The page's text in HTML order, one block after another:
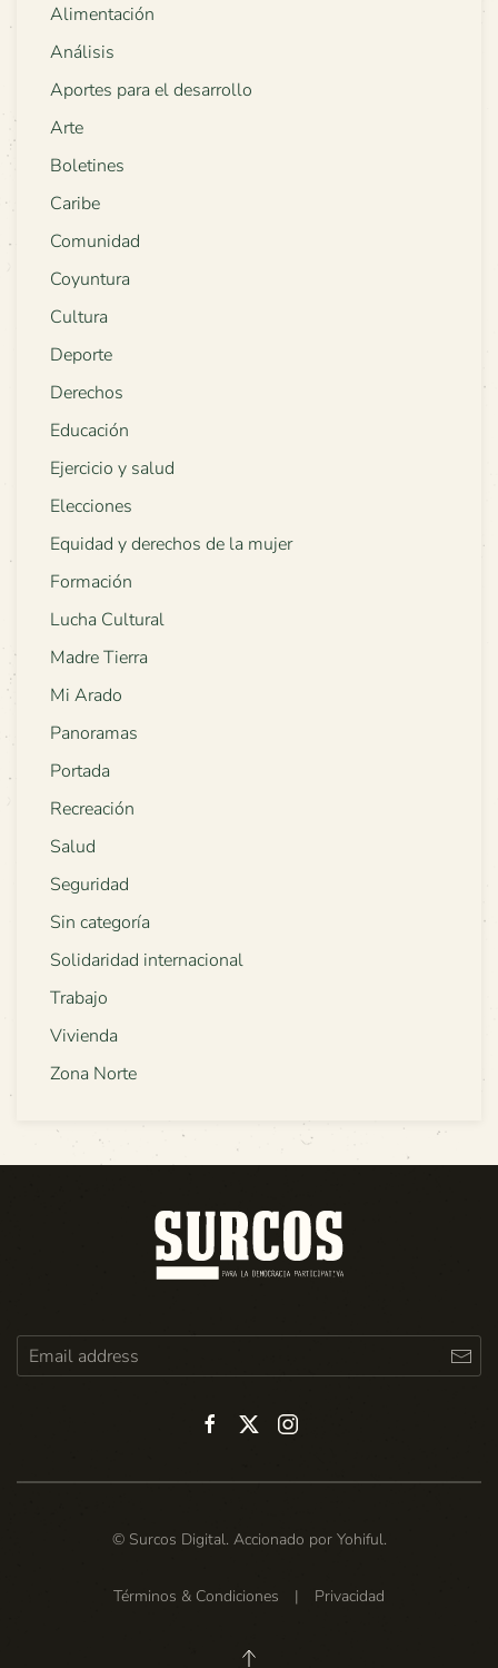
Alimentación
Análisis
Aportes para el desarrollo
Arte
Boletines
Caribe
Comunidad
Coyuntura
Cultura
Deporte
Derechos
Educación
Ejercicio y salud
Elecciones
Equidad y derechos de la mujer
Formación
Lucha Cultural
Madre Tierra
Mi Arado
Panoramas
Portada
Recreación
Salud
Seguridad
Sin categoría
Solidaridad internacional
Trabajo
Vivienda
Zona Norte
© Surcos Digital. Accionado por Yohiful.
Términos & Condiciones | Privacidad